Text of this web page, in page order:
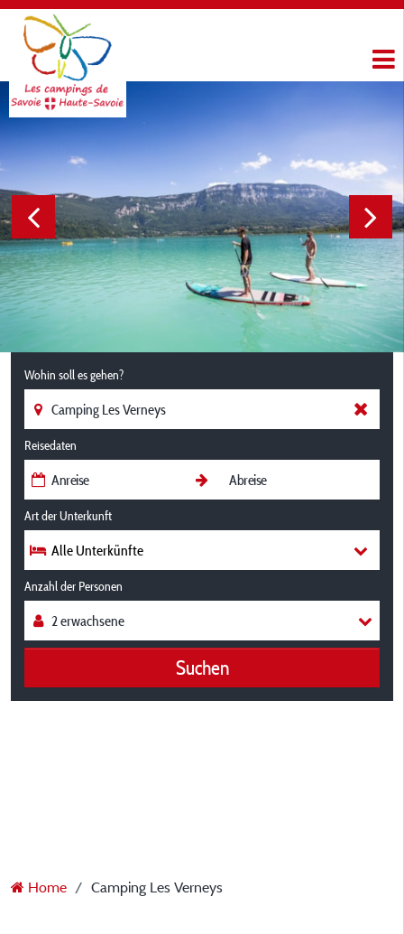
Wohin soll es gehen?
Reisedaten
Art der Unterkunft
Alle Unterkünfte
Anzahl der Personen
Suchen
Home Camping Les Verneys